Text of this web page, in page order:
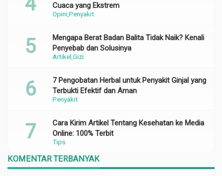
OpiniPenyakit
Cuaca yang Ekstrem
Artikel Gizi
Mengapa Berat Badan Balita Tidak Naik? Kenali
Penyebab dan Solusinya
Penyakit
7 Pengobatan Herbal untuk Penyakit Ginjal yang
Terbukti Efektif dan Aman
Tips
Cara Kirim Artikel Tentang Kesehatan ke Media
Online: 100% Terbit
KOMENTAR TERBANYAK